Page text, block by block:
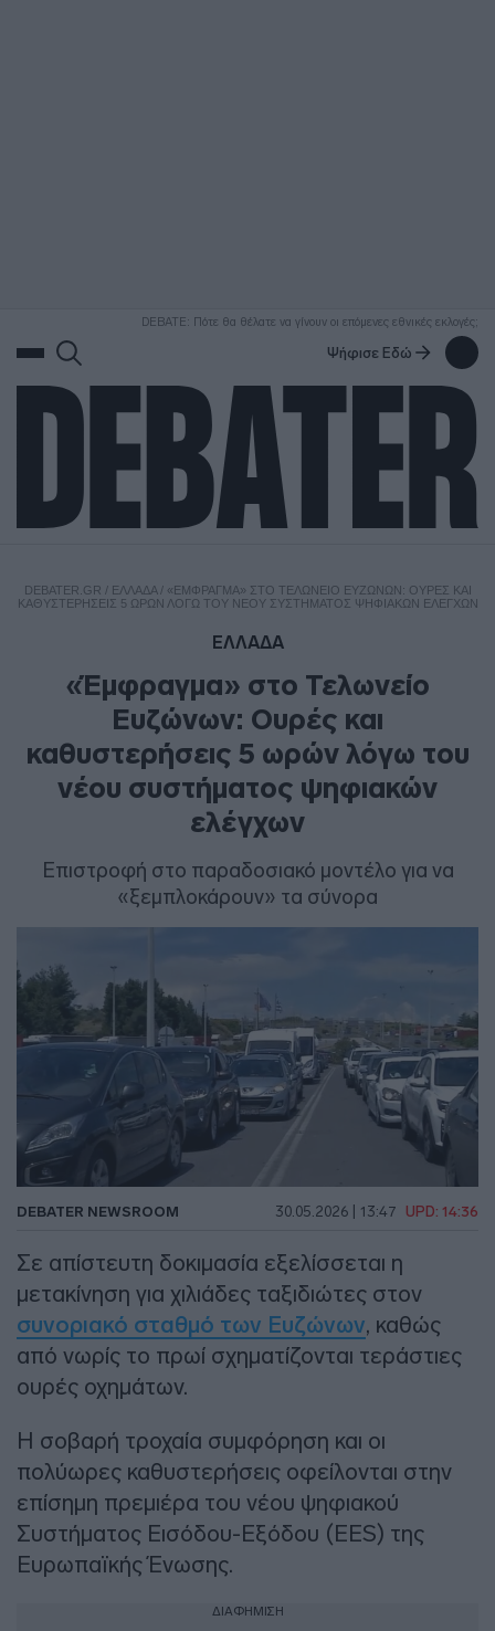
DEBATE: Πότε θα θέλατε να γίνουν οι επόμενες εθνικές εκλογές;
Ψήφισε Εδώ
DEBATER.GR / ΕΛΛΑΔΑ/ «ΈΜΦΡΑΓΜΑ» ΣΤΟ ΤΕΛΩΝΕΊΟ ΕΥΖΏΝΩΝ: ΟΥΡΈΣ ΚΑΙ
ΚΑΘΥΣΤΕΡΉΣΕΙΣ 5 ΩΡΏΝ ΛΌΓΩ ΤΟΥ ΝΈΟΥ ΣΥΣΤΉΜΑΤΟΣ ΨΗΦΙΑΚΏΝ ΕΛΈΓΧΩΝ
ΕΛΛΑΔΑ
«Έμφραγμα» στο Τελωνείο
Ευζώνων: Ουρές και
καθυστερήσεις 5 ωρών λόγω του
νέου συστήματος ψηφιακών
ελέγχων
Επιστροφή στο παραδοσιακό μοντέλο για να
«ξεμπλοκάρουν» τα σύνορα
DEBATER NEWSROOM 30.05.2026 | 13:47 UPD: 14:36
Σε απίστευτη δοκιμασία εξελίσσεται η
μετακίνηση για χιλιάδες ταξιδιώτες στον
συνοριακό σταθμό των Ευζώνων, καθώς
από νωρίς το πρωί σχηματίζονται τεράστιες
ουρές οχημάτων.
Η σοβαρή τροχαία συμφόρηση και οι
πολύωρες καθυστερήσεις οφείλονται στην
επίσημη πρεμιέρα του νέου ψηφιακού
Συστήματος Εισόδου-Εξόδου (EES) της
Ευρωπαϊκής Ένωσης.
ΔΙΑΦΗΜΙΣΗ